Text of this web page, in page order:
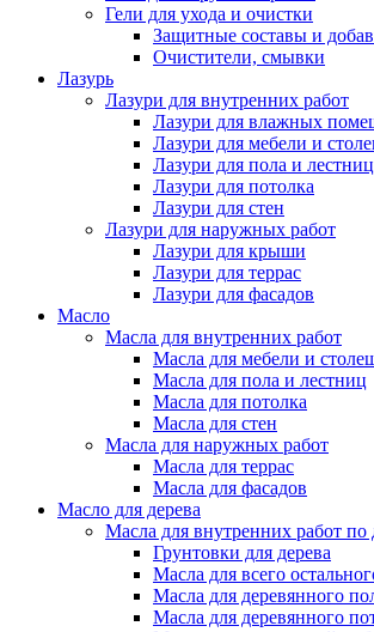
Гели для ухода и очистки
Защитные составы и
Очистители, смывки
Лазурь
Лазури для внутренних работ
Лазури для влажных
Лазури для мебели и
Лазури для пола и лестниц
Лазури для потолка
Лазури для стен
Лазури для наружных работ
Лазури для крыши
Лазури для террас
Лазури для фасадов
Масло
Масла для внутренних работ
Масла для мебели и
Масла для пола и лестниц
Масла для потолка
Масла для стен
Масла для наружных работ
Масла для террас
Масла для фасадов
Масло для дерева
Масла для внутренних работ по
Грунтовки для дерева
Масла для всего
Масла для деревянного
Масла для деревянного